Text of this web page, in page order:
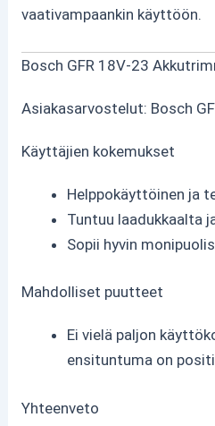
vaativampaankin käyttöön.
Bosch GFR 18V-23
Asiakasarvostelut: Bosch
Käyttäjien kokemukset
Helppokäyttöinen ja
Tuntuu laadukkaalta
Sopii hyvin
Mahdolliset puutteet
Ei vielä paljon
ensituntuma on
Yhteenveto